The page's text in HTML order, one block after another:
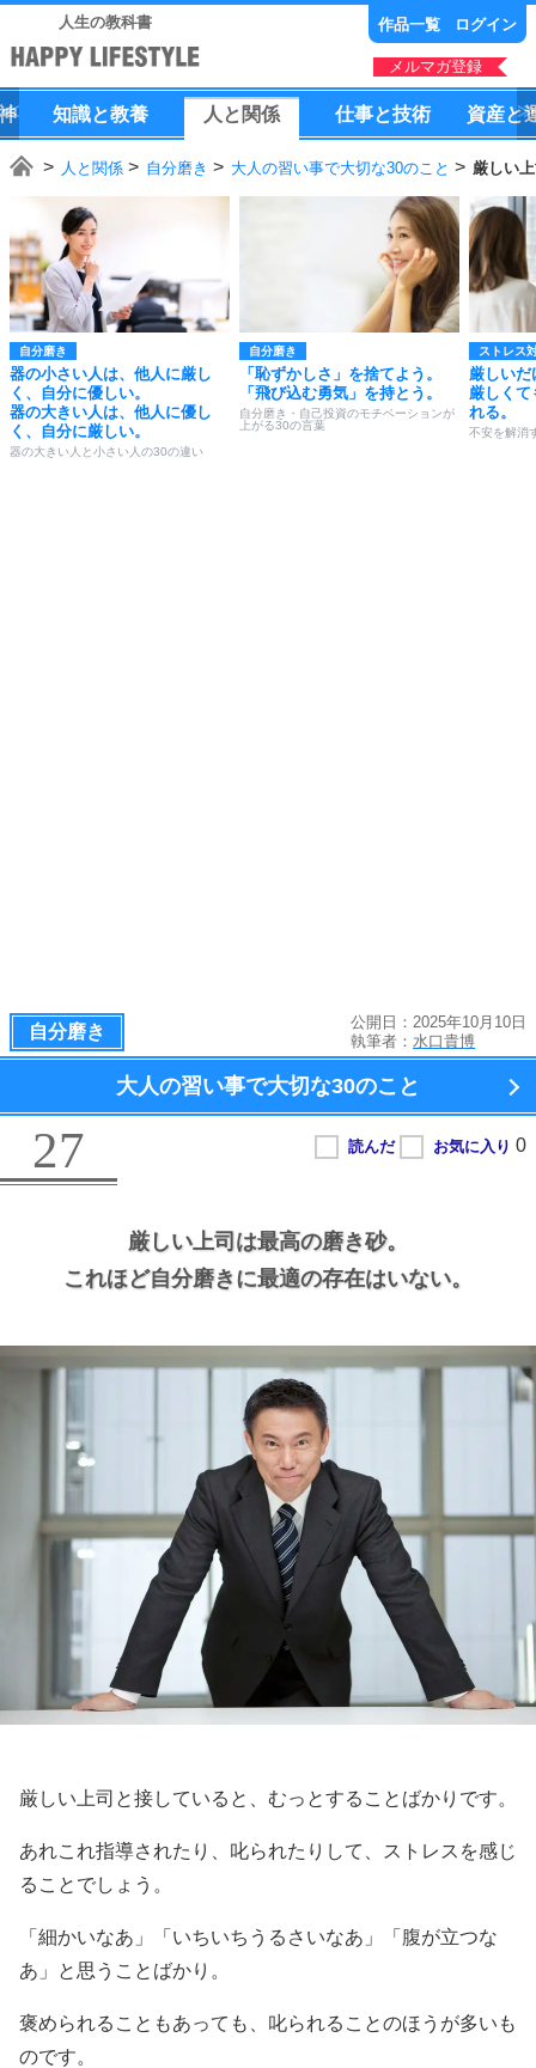
人生の教科書 作品一覧 ログイン
メルマガ登録
知識と教養 人 と 関係 仕事と技術 資産と
人と関係 自分磨き 大人の習い事で大切な30のこと 厳しい
自分磨き
器の小さい人は、他人に厳し
く、自分に優しい。
器の大きい人は、他人に優し
く、自分に厳しい。
器の大きい人と小さい人の30の違い
自分磨き
「恥ずかしさ」を捨てよう。
「飛び込む勇気」を持とう。
自分磨き・自己投資のモチベーションが
上がる30の言葉
ストレス
厳しい
厳しく
れる。
不安を解消
自分磨き
公開日：2025年10月10日
執筆者： 水口貴博
大人の習い事で大切な30のこと
27
厳しい上司は最高の磨き砂。
これほど自分磨きに最適の存在はいない。
厳しい上司と接していると、むっとすることばかりです。
あれこれ指導されたり、叱られたりして、ストレスを感じ
ることでしょう。
「細かいなあ」「いちいちうるさいなあ」「腹が立つな
あ」と思うことばかり。
褒められることもあっても、叱られることのほうが多いも
のです。